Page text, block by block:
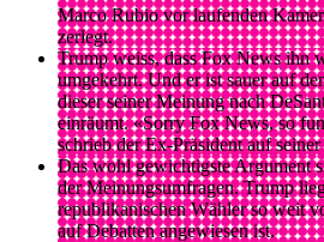
Marco Rubio vor laufenden
zerlegt.
Trump weiss, dass Fox News ihn
umgekehrt. Und er ist sauer auf
dieser seiner Meinung nach
einräumt. «Sorry Fox News, so
schrieb der Ex-Präsident auf
Das wohl gewichtigste Argument
der Meinungsumfragen. Trump
republikanischen Wähler so weit
auf Debatten angewiesen ist.